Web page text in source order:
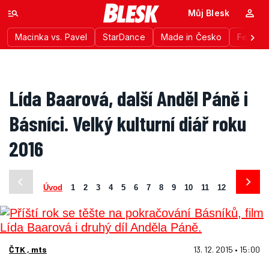
Macinka vs. Pavel StarDance Made in Česko
Můj Blesk
Lída Baarová, další Anděl Páně i
Básníci. Velký kulturní diář roku
2016
Úvod 1 2 3 4 5 6 7 8 9 10 11 12
ČTK , mts 13. 12. 2015 • 15:00